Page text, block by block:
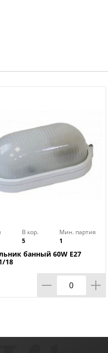
В кор.
5
Мин. партия
1
банный 60W Е27
18